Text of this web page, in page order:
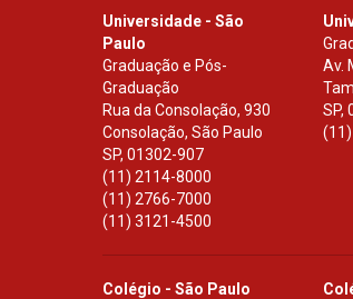
Universidade - São
Paulo
Graduação e Pós-
Graduação
Rua da Consolação, 930
Consolação, São Paulo
SP, 01302-907
(11) 2114-8000
(11) 2766-7000
(11) 3121-4500
Av.
SP,
Colégio - São Paulo